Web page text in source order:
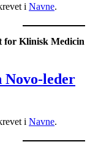
i Navne.
for Klinisk Medicin
leder
i Navne.